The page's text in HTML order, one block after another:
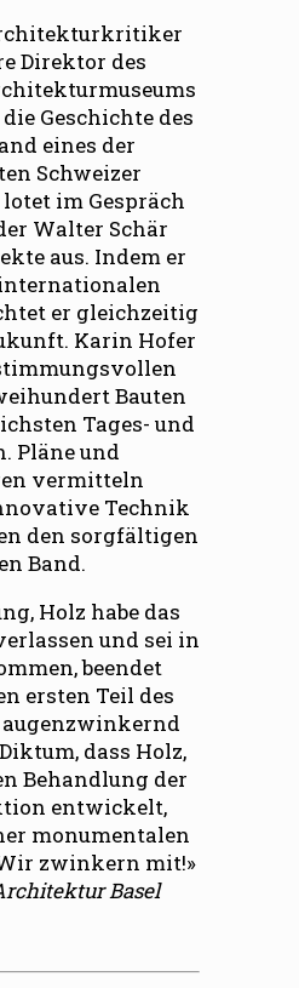
Direktor des
Geschichte des
eines der
Schweizer
im Gespräch
Walter Schär
aus. Indem er
er gleichzeitig
Karin Hofer
Bauten
Tages- und
Pläne und
vermitteln
Technik
den sorgfältigen
Band.
Holz habe das
und sei in
beendet
ersten Teil des
dass Holz,
Behandlung der
entwickelt,
monumentalen
zwinkern mit!»
Basel